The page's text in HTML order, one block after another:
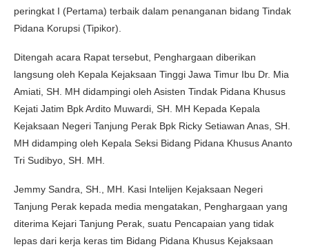
peringkat I (Pertama) terbaik dalam penanganan bidang Tindak
Pidana Korupsi (Tipikor).
Ditengah acara Rapat tersebut, Penghargaan diberikan
langsung oleh Kepala Kejaksaan Tinggi Jawa Timur Ibu Dr. Mia
Amiati, SH. MH didampingi oleh Asisten Tindak Pidana Khusus
Kejati Jatim Bpk Ardito Muwardi, SH. MH Kepada Kepala
Kejaksaan Negeri Tanjung Perak Bpk Ricky Setiawan Anas, SH.
MH didamping oleh Kepala Seksi Bidang Pidana Khusus Ananto
Tri Sudibyo, SH. MH.
Jemmy Sandra, SH., MH. Kasi Intelijen Kejaksaan Negeri
Tanjung Perak kepada media mengatakan, Penghargaan yang
diterima Kejari Tanjung Perak, suatu Pencapaian yang tidak
lepas dari kerja keras tim Bidang Pidana Khusus Kejaksaan